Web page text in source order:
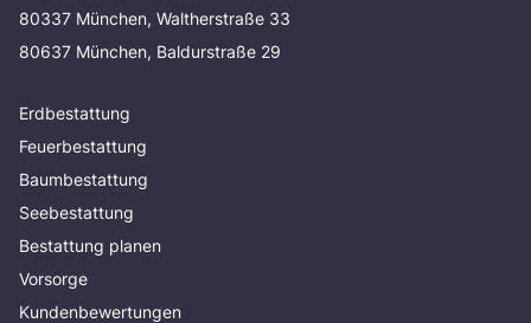
80337 München, Waltherstraße 33
80637 München, Baldurstraße 29
Erdbestattung
Feuerbestattung
Baumbestattung
Seebestattung
Bestattung planen
Vorsorge
Kundenbewertungen